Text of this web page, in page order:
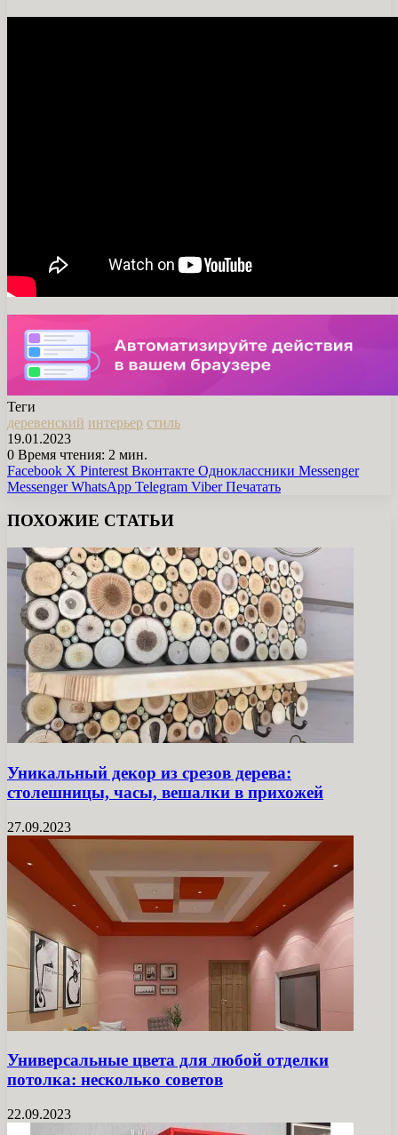
Теги
деревенский интерьер стиль
19.01.2023
0 Время чтения: 2 мин.
Facebook X Pinterest Вконтакте Одноклассники Messenger
Messenger WhatsApp Telegram Viber Печатать
ПОХОЖИЕ СТАТЬИ
Уникальный декор из срезов дерева:
столешницы, часы, вешалки в прихожей
27.09.2023
Универсальные цвета для любой отделки
потолка: несколько советов
22.09.2023